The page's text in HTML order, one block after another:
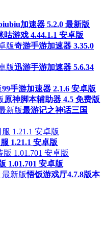
加速器 5.2.0 最新版
咕游戏 4.44.1.1 安卓版
奇游手游加速器 3.35.0
迅游手游加速器 5.6.34
99手游加速器 2.1.6 安卓版
原神脚本辅助器 4.5 免费版
最游记之神话三国
1.21.1 安卓版
1.01.701 安卓版
悟饭游戏厅4.7.8版本